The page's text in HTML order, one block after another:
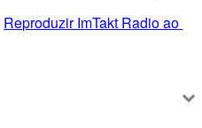
Reproduzir ImTakt Radio ao